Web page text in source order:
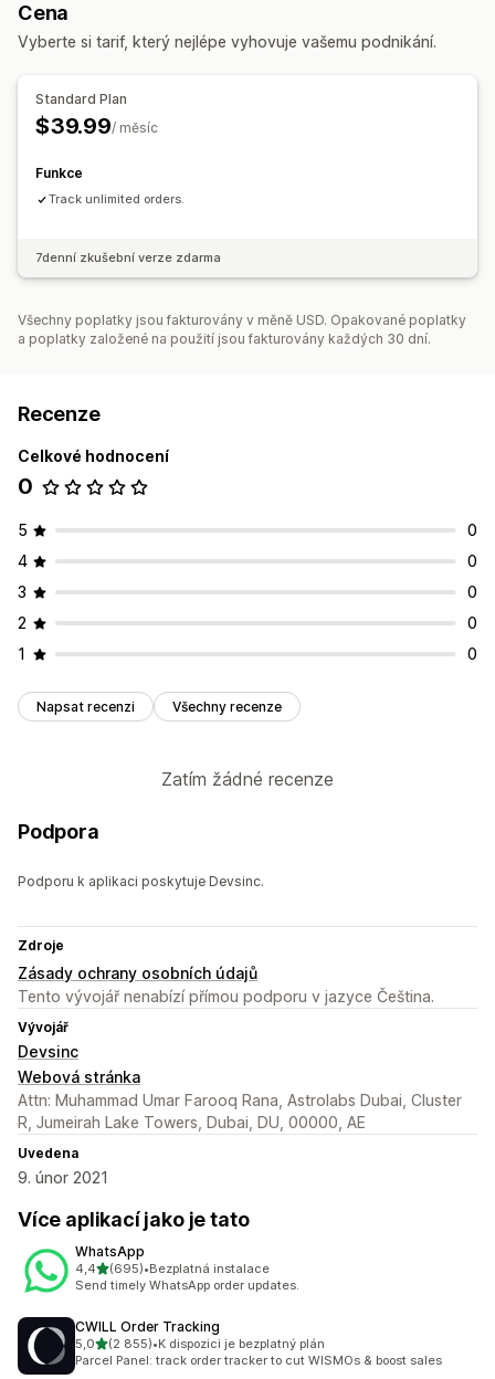
Cena
Vyberte si tarif, který nejlépe vyhovuje vašemu podnikání.
Standard Plan
$39.99/ měsíc
Funkce
Track unlimited orders.
7denní zkušební verze zdarma
Všechny poplatky jsou fakturovány v měně USD. Opakované poplatky
a poplatky založené na použití jsou fakturovány každých 30 dní.
Recenze
Celkové hodnocení
0
5
0
4
0
3
0
2
0
1
0
Napsat recenzi Všechny recenze
Zatím žádné recenze
Podpora
Podporu k aplikaci poskytuje Devsinc.
Zdroje
Zásady ochrany osobních údajů
Tento vývojář nenabízí přímou podporu v jazyce Čeština.
Vývojář
Devsinc
Webová stránka
Attn: Muhammad Umar Farooq Rana, Astrolabs Dubai, Cluster
R, Jumeirah Lake Towers, Dubai, DU, 00000, AE
Uvedena
9. únor 2021
Více aplikací jako je tato
WhatsApp
4,4z 5 hvězd
(695)
Celkový počet recenzí: 695
•Bezplatná instalace
Send timely WhatsApp order updates.
CWILL Order Tracking
5,0z 5 hvězd
(2 855)
Celkový počet recenzí: 2855
•K dispozici je bezplatný plán
Parcel Panel: track order tracker to cut WISMOs & boost sales